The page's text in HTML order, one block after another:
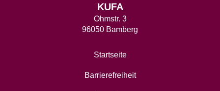
KUFA
Ohmstr. 3
96050 Bamberg
Startseite
Barrierefreiheit